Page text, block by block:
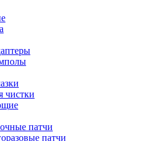
чистки
патчи
патчи